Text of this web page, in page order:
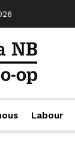
Labour